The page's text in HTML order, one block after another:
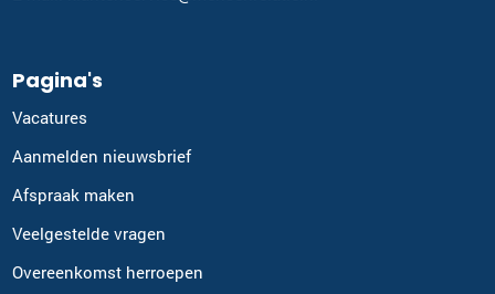
Pagina's
Vacatures
Aanmelden nieuwsbrief
Afspraak maken
Veelgestelde vragen
Overeenkomst herroepen